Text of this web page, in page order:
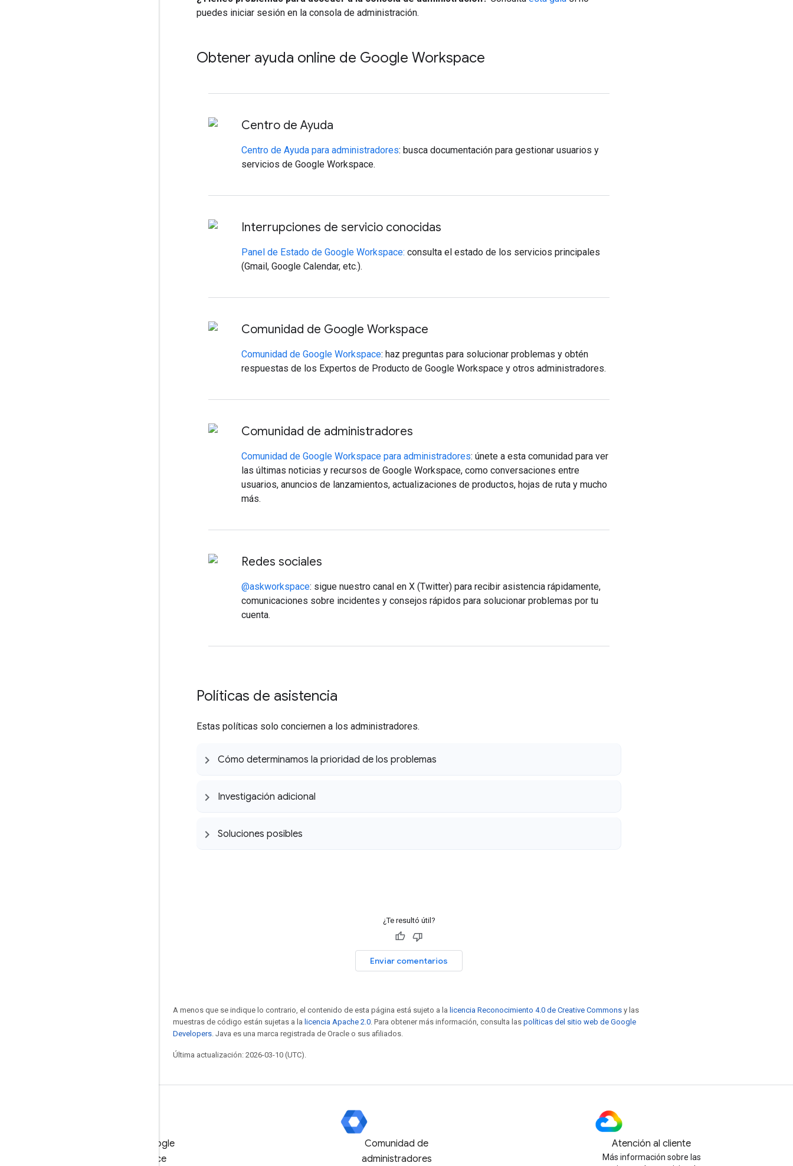
puedes iniciar sesión en la consola de administración.
Obtener ayuda online de Google Workspace
Centro de Ayuda
Centro de Ayuda para administradores: busca documentación para gestionar usuarios y
servicios de Google Workspace.
Interrupciones de servicio conocidas
Panel de Estado de Google Workspace: consulta el estado de los servicios principales
(Gmail, Google Calendar, etc.).
Comunidad de Google Workspace
Comunidad de Google Workspace: haz preguntas para solucionar problemas y obtén
respuestas de los Expertos de Producto de Google Workspace y otros administradores.
Comunidad de administradores
Comunidad de Google Workspace para administradores: únete a esta comunidad para ver
las últimas noticias y recursos de Google Workspace, como conversaciones entre
usuarios, anuncios de lanzamientos, actualizaciones de productos, hojas de ruta y mucho
más.
Redes sociales
@askworkspace: sigue nuestro canal en X (Twitter) para recibir asistencia rápidamente,
comunicaciones sobre incidentes y consejos rápidos para solucionar problemas por tu
cuenta.
Políticas de asistencia
Estas políticas solo conciernen a los administradores.
Cómo determinamos la prioridad de los problemas
Investigación adicional
Soluciones posibles
¿Te resultó útil?
Enviar comentarios
A menos que se indique lo contrario, el contenido de esta página está sujeto a la licencia Reconocimiento 4.0 de Creative Commons y las
muestras de código están sujetas a la licencia Apache 2.0. Para obtener más información, consulta las políticas del sitio web de Google
Developers. Java es una marca registrada de Oracle o sus afiliados.
Última actualización: 2026-03-10 (UTC).
Prueba Google
Workspace
Comunidad de
administradores
Atención al cliente
Más información sobre las